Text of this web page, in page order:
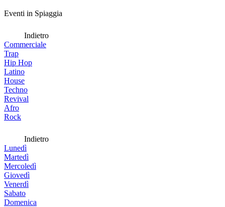
Eventi in Spiaggia
Indietro
Commerciale
Trap
Hip Hop
Latino
House
Techno
Revival
Afro
Rock
Indietro
Lunedì
Martedì
Mercoledì
Giovedì
Venerdì
Sabato
Domenica